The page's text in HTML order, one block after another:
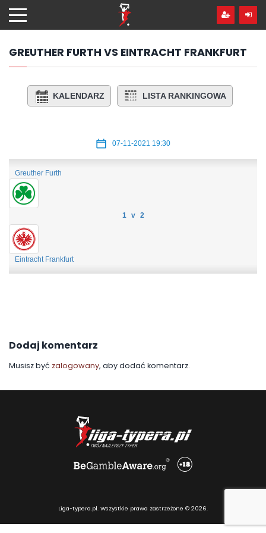
hdo
treści
GREUTHER FURTH VS EINTRACHT FRANKFURT
KALENDARZ LISTA RANKINGOWA
07-11-2021 19:30
Greuther Furth
1 v 2
Eintracht Frankfurt
Dodaj komentarz
Musisz być zalogowany, aby dodać komentarz.
Liga-typera.pl. Wszystkie prawa zastrzeżone © 2026.